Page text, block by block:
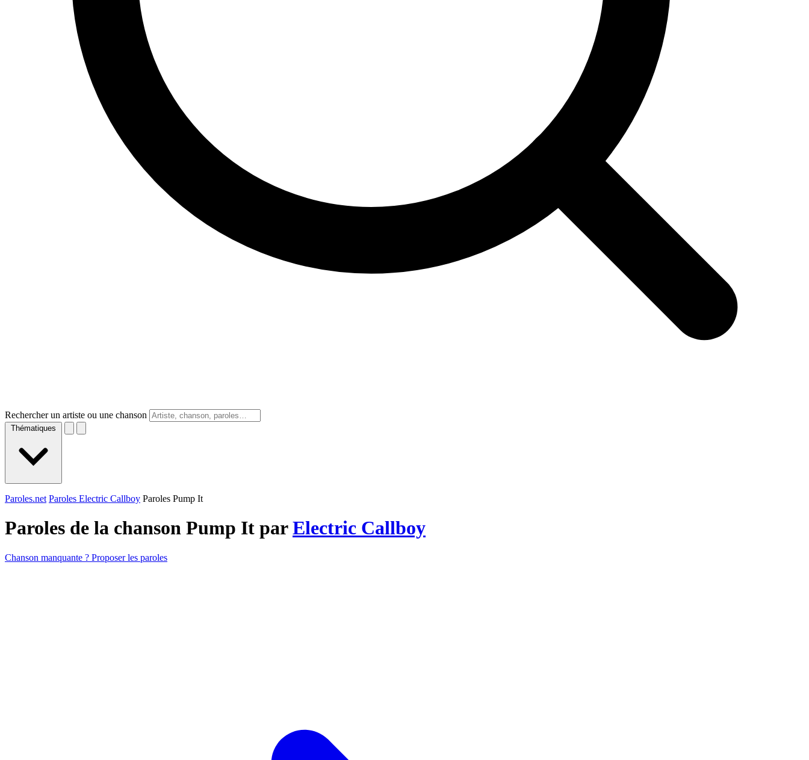
Rechercher un artiste ou une chanson
Thématiques
Paroles.net Paroles Electric Callboy Paroles Pump It
Paroles de la chanson Pump It parElectric Callboy
Chanson manquante ? Proposer les paroles